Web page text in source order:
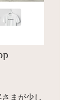
ークをデザイ
状況に合わせ
得を目指しま
ングデザイン
まが少し